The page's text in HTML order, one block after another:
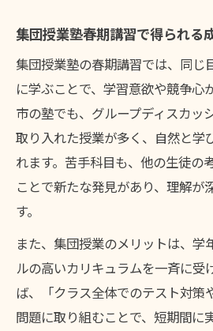
集団授業塾春期講習で得られる
集団授業塾の春期講習では、同じ
に学ぶことで、学習意欲や競争心
市の塾でも、グループディスカッ
取り入れた授業が多く、自然と学
れます。苦手科目も、他の生徒の
ことで新たな発見があり、理解が
す。
また、集団授業のメリットは、学
ルの高いカリキュラムを一斉に受
ば、「クラス全体でのテスト対策
問題に取り組むことで、短期間に